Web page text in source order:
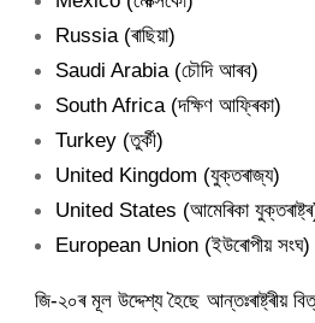
Russia (ৰাছিয়া)
Saudi Arabia (চৌদি আৰব)
South Africa (দক্ষিণ আফ্ৰিকা)
Turkey (তুৰ্কী)
United Kingdom (যুক্তৰাজ্য)
United States (আমেৰিকা
European Union (ইউৰোপীয় সংঘ)
জি-২০ৰ মূল উদ্দেশ্য হৈছে আন্তঃৰাষ্ট্ৰীয়